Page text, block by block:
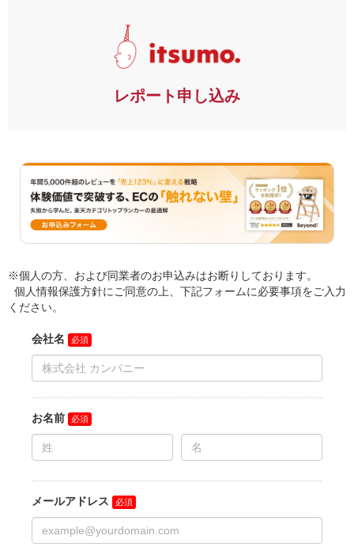
レポート申し込み
※個人の方、および同業者のお申込みはお断りしております。
個人情報保護方針にご同意の上、下記フォームに必要事項をご入力
ください。
会社名
お名前
メールアドレス